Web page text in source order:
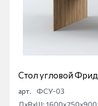
Стол угловой
арт.
ФСУ-03
ДхВхШ: